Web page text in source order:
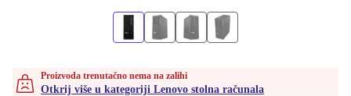
Proizvoda trenutačno nema na zalihi
Otkrij više u kategoriji Lenovo stolna računala